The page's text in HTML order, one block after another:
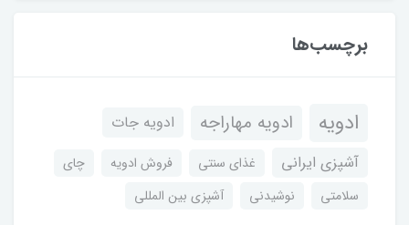
برچسب‌ها
ادویه ادویه مهاراجه
ادویه جات
آشپزی ایرانی
غذای سنتی فروش ادویه
چای
سلامتی
نوشیدنی آشپزی بین المللی